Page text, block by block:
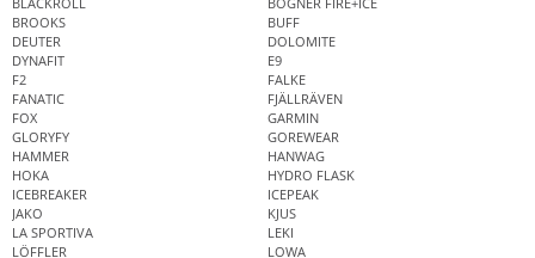
BROOKS
BUFF
DEUTER
DOLOMITE
DYNAFIT
E9
F2
FALKE
FANATIC
FJÄLLRÄVEN
FOX
GARMIN
GLORYFY
GOREWEAR
HAMMER
HANWAG
HOKA
HYDRO FLASK
ICEBREAKER
ICEPEAK
JAKO
KJUS
LA SPORTIVA
LEKI
LÖFFLER
LOWA